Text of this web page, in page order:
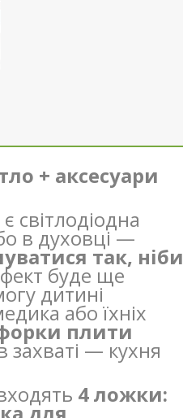
+ аксесуари
світлодіодна
в духовці —
так, ніби
буде ще
дитині
або їхніх
плити
— кухня
4 ложки: